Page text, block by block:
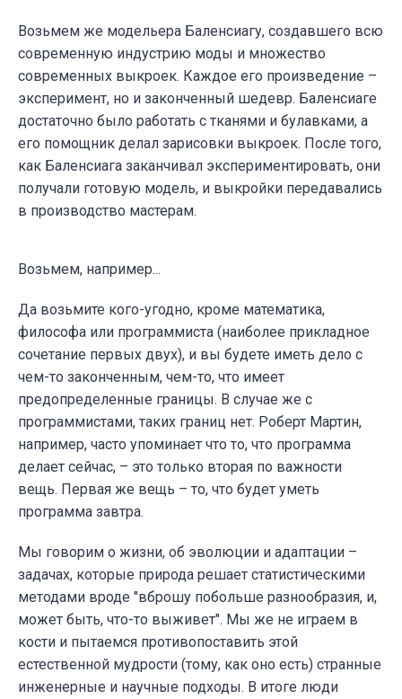
Возьмем же модельера Баленсиагу, создавшего всю
современную индустрию моды и множество
современных выкроек. Каждое его произведение –
эксперимент, но и законченный шедевр. Баленсиаге
достаточно было работать с тканями и булавками, а
его помощник делал зарисовки выкроек. После того,
как Баленсиага заканчивал экспериментировать, они
получали готовую модель, и выкройки передавались
в производство мастерам.
Возьмем, например...
Да возьмите кого-угодно, кроме математика,
философа или программиста (наиболее прикладное
сочетание первых двух), и вы будете иметь дело с
чем-то законченным, чем-то, что имеет
предопределенные границы. В случае же с
программистами, таких границ нет. Роберт Мартин,
например, часто упоминает что то, что программа
делает сейчас, – это только вторая по важности
вещь. Первая же вещь – то, что будет уметь
программа завтра.
Мы говорим о жизни, об эволюции и адаптации –
задачах, которые природа решает статистическими
методами вроде "вброшу побольше разнообразия, и,
может быть, что-то выживет". Мы же не играем в
кости и пытаемся противопоставить этой
естественной мудрости (тому, как оно есть) странные
инженерные и научные подходы. В итоге люди